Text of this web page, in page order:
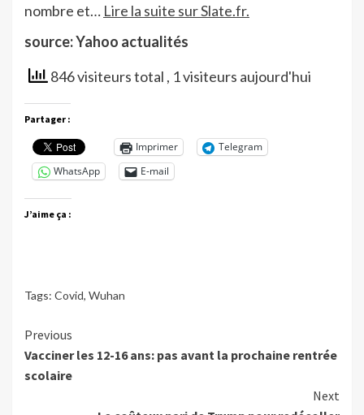
nombre et… Lire la suite sur Slate.fr.
source: Yahoo actualités
846 visiteurs total , 1 visiteurs aujourd'hui
Partager :
Imprimer
Telegram
WhatsApp
E-mail
J’aime ça :
Tags: Covid, Wuhan
Continue
Reading
Previous
Vacciner les 12-16 ans: pas avant la prochaine rentrée
scolaire
Next